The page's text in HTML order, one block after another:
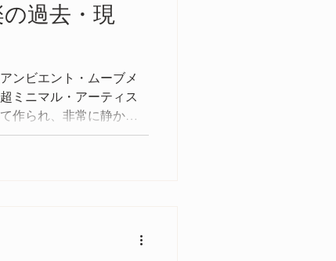
過去・現
ンビエント・ムーブメ
ミニマル・アーティス
作られ、非常に静かな
ビエント・ミニマリズ
す。